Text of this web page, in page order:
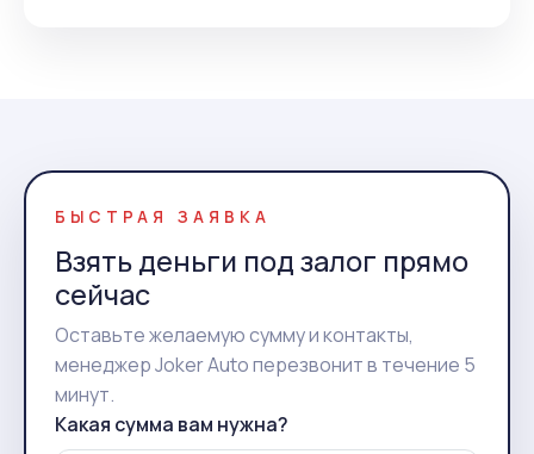
БЫСТРАЯ ЗАЯВКА
Взять деньги под залог прямо
сейчас
Оставьте желаемую сумму и контакты,
менеджер Joker Auto перезвонит в течение 5
минут.
Какая сумма вам нужна?